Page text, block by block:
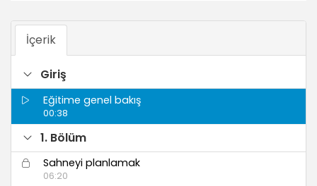
İçerik
Giriş
Eğitime genel bakış
00:38
1. Bölüm
Sahneyi planlamak
06:20